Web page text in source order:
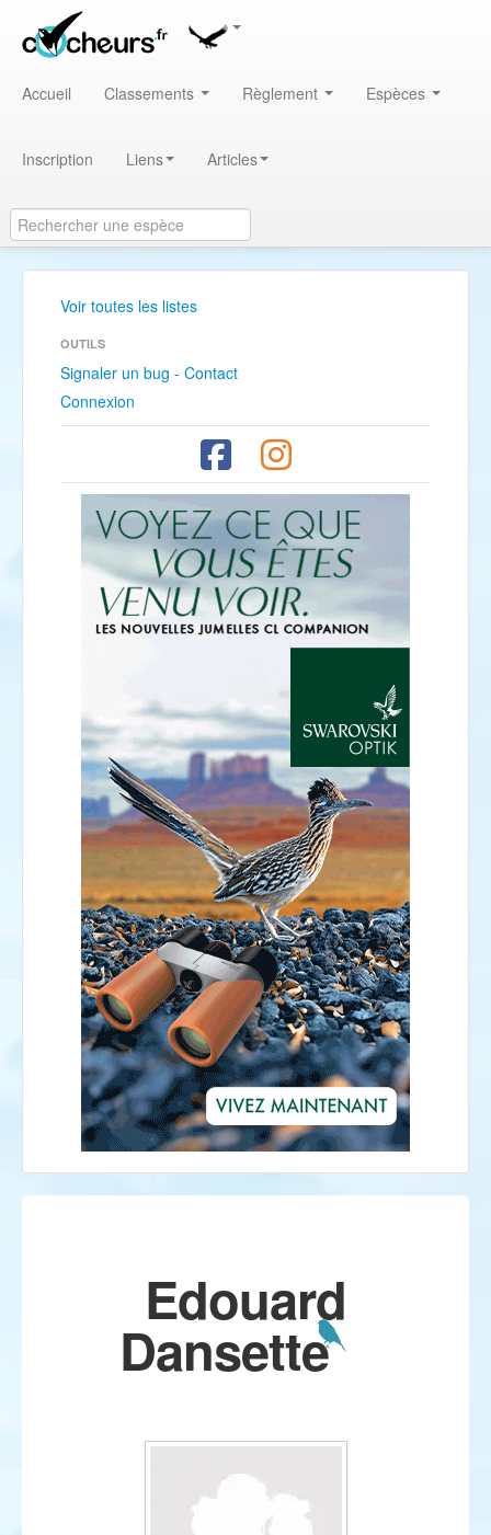
Accueil Classements Règlement Espèces
Inscription Liens Articles
Voir toutes les listes
OUTILS
Signaler un bug - Contact
Connexion
Edouard
Dansette